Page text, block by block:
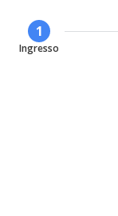
1
Ingresso